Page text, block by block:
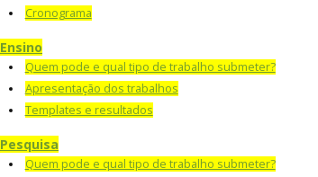
Cronograma
Ensino
Quem pode e qual tipo de trabalho submeter?
Apresentação dos trabalhos
Templates e resultados
Pesquisa
Quem pode e qual tipo de trabalho submeter?